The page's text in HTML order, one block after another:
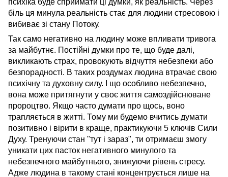
психіка буде сприймати ці думки, як реальність. Через
біль ця минула реальність стає для людини стресовою і
вибиває зі стану Потоку.
Так само негативно на людину може впливати тривога
за майбутнє. Постійні думки про те, що буде далі,
викликають страх, провокують відчуття небезпеки або
безпорадності. В таких роздумах людина втрачає свою
психічну та духовну силу. І що особливо небезпечно,
вона може притягнути у своє життя самоздійснюване
пророцтво. Якщо часто думати про щось, воно
трапляється в житті. Тому ми будемо вчитись думати
позитивно і вірити в краще, практикуючи 5 ключів Сили
Духу. Тренуючи стан "тут і зараз", ти отримаєш змогу
уникати цих пасток негативного минулого та
небезпечного майбутнього, знижуючи рівень стресу.
Адже людина в такому стані концентрується лише на